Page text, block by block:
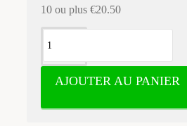
10 ou plus €20.50
AJOUTER AU PANIER